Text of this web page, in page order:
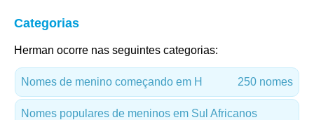
Categorias
Herman ocorre nas seguintes categorias:
Nomes de menino começando em H 250 nomes
Nomes populares de meninos em Sul Africanos